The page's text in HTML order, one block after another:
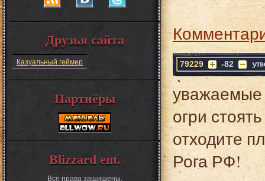
79229 -82
огри
отходите
Рога РФ!
Друзья сайта
Казуальный геймер
Партнёры
Blizzard ent.
Все права защищены.